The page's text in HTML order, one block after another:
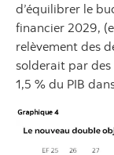
d’équilibrer le
financier 2029,
relèvement des
solderait par des
1,5 % du PIB